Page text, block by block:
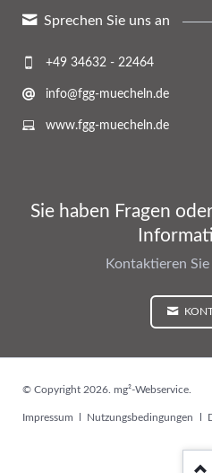
Sprechen Sie uns an
+49 34632 - 22464
info@fgg-muecheln.de
www.fgg-muecheln.de
Sie haben Fragen
Kontaktieren
© Copyright 2026. mg²-Webservice.
Navigation
Impressum Nutzungsbedingungen